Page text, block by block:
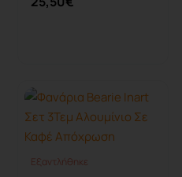
Εξαντλήθηκε